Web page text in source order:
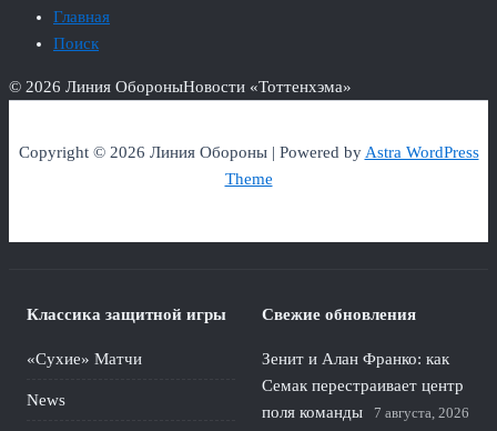
Главная
Поиск
© 2026 Линия ОбороныНовости «Тоттенхэма»
Copyright © 2026 Линия Обороны | Powered byAstra WordPress
Theme
Классика защитной игры
«Сухие» Матчи
News
Свежие обновления
Зенит и Алан Франко: как
Семак перестраивает центр
поля команды
7 августа, 2026